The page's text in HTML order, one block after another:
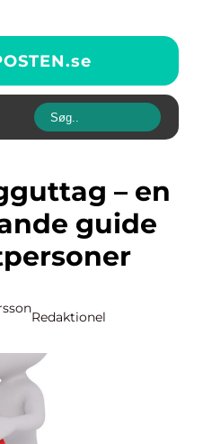
se
guide
Redaktionel